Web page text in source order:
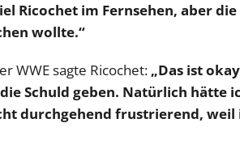
Ricochet im Fernsehen, aber
wollte.“
WWE sagte Ricochet: „Das ist
Schuld geben. Natürlich hätte
durchgehend frustrierend,